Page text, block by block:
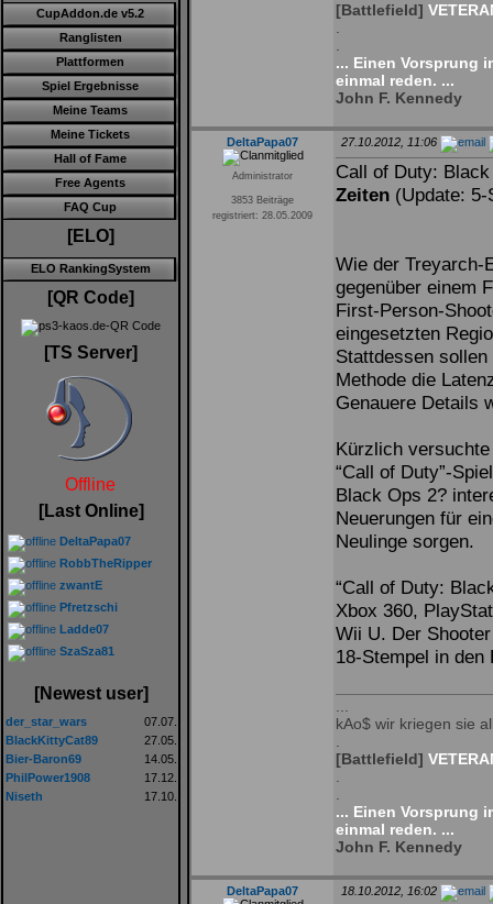
CupAddon.de v5.2
Ranglisten
Plattformen
Spiel Ergebnisse
Meine Teams
Meine Tickets
Hall of Fame
Free Agents
FAQ Cup
[ELO]
ELO RankingSystem
[QR Code]
[TS Server]
Offline
[Last Online]
DeltaPapa07
RobbTheRipper
zwantE
Pfretzschi
Ladde07
SzaSza81
[Newest user]
der_star_wars
07.07.
BlackKittyCat89
27.05.
Bier-Baron69
14.05.
PhilPower1908
17.12.
Niseth
17.10.
[Battlefield]
... Einen Vorsprung
einmal reden. ...
John F. Kennedy
DeltaPapa07
Administrator
3853 Beiträge
registriert: 28.05.2009
27.10.2012, 11:06
Call of Duty:
Zeiten (Update:
Wie der Treyarch-
gegenüber einem
First-Person-
eingesetzten
Stattdessen
Methode die
Genauere Details
Kürzlich
“Call of Duty”-
Black Ops 2?
Neuerungen für
Neulinge sorgen.
“Call of Duty:
Xbox 360,
Wii U. Der
18-Stempel in den
kAo$ wir kriegen sie
[Battlefield]
... Einen Vorsprung
einmal reden. ...
John F. Kennedy
DeltaPapa07 18.10.2012, 16:02